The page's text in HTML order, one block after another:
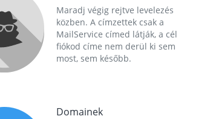
Maradj végig rejtve levelezés
közben. A címzettek csak a
MailService címed látják, a cél
fiókod címe nem derül ki sem
most, sem később.
Domainek